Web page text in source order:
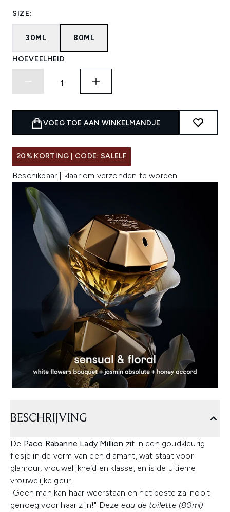
SIZE:
30ML 80ML
HOEVEELHEID
VOEG TOE AAN WINKELMANDJE
20% KORTING | CODE: SALELF
Beschikbaar | klaar om verzonden te worden
BESCHRIJVING
De Paco Rabanne Lady Million zit in een goudkleurig
flesje in de vorm van een diamant, wat staat voor
glamour, vrouwelijkheid en klasse, en is de ultieme
vrouwelijke geur.
"Geen man kan haar weerstaan en het beste zal nooit
genoeg voor haar zijn!" Deze eau de toilette (80ml)